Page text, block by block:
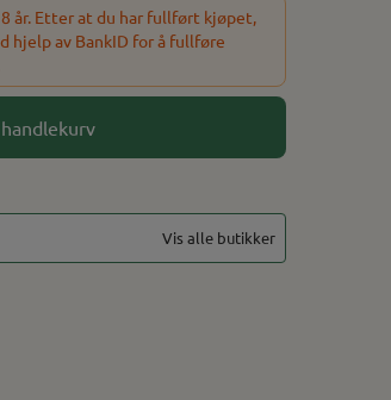
år. Etter at du har fullført kjøpet,
hjelp av BankID for å fullføre
Vis alle butikker